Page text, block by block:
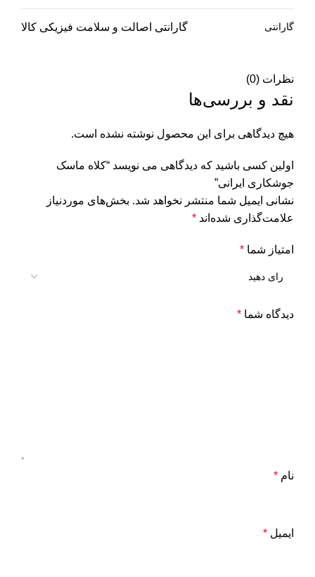
گارانتی گارانتی اصالت و سلامت فیزیکی کالا
نظرات (0)
نقد و بررسی‌ها
هیچ دیدگاهی برای این محصول نوشته نشده است.
اولین کسی باشید که دیدگاهی می نویسد “کلاه ماسک
جوشکاری ایرانی”
نشانی ایمیل شما منتشر نخواهد شد. بخش‌های موردنیاز
علامت‌گذاری شده‌اند *
امتیاز شما *
دیدگاه شما *
نام *
ایمیل *